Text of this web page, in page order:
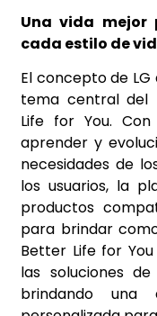
Una vida
cada estilo de
El concepto de
tema central del
Life for You.
aprender y
necesidades de
los usuarios, la
productos
para brindar
Better Life for
las soluciones
brindando una